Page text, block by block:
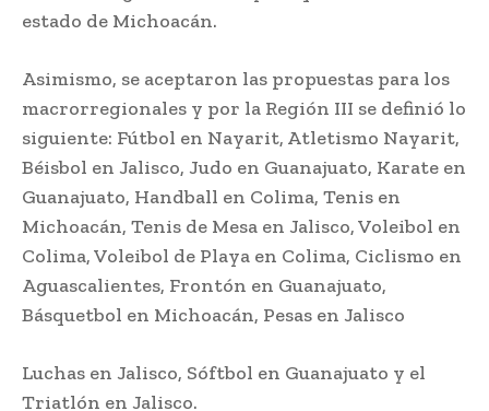
estado de Michoacán.
Asimismo, se aceptaron las propuestas para los
macrorregionales y por la Región III se definió lo
siguiente: Fútbol en Nayarit, Atletismo Nayarit,
Béisbol en Jalisco, Judo en Guanajuato, Karate en
Guanajuato, Handball en Colima, Tenis en
Michoacán, Tenis de Mesa en Jalisco, Voleibol en
Colima, Voleibol de Playa en Colima, Ciclismo en
Aguascalientes, Frontón en Guanajuato,
Básquetbol en Michoacán, Pesas en Jalisco
Luchas en Jalisco, Sóftbol en Guanajuato y el
Triatlón en Jalisco.